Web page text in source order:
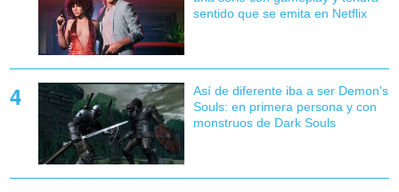
sentido que se emita en Netflix
Así de diferente iba a ser Demon's
Souls: en primera persona y con
monstruos de Dark Souls